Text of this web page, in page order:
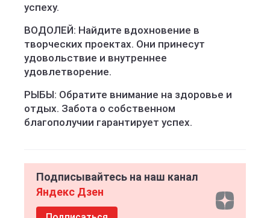
успеху.
ВОДОЛЕЙ: Найдите вдохновение в
творческих проектах. Они принесут
удовольствие и внутреннее
удовлетворение.
РЫБЫ: Обратите внимание на здоровье и
отдых. Забота о собственном
благополучии гарантирует успех.
Подписывайтесь на наш канал
Яндекс Дзен